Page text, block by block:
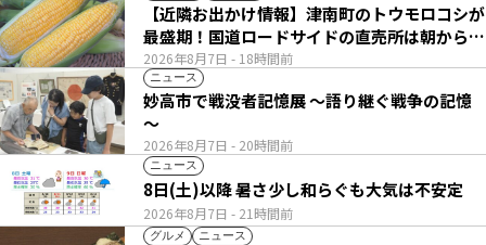
2026年8月7日 - 18時間前
【近隣お出かけ情報】津南町のトウモロコシが
最盛期！国道ロードサイドの直売所は朝から長
い列
ニュース
2026年8月7日 - 20時間前
妙高市で戦没者記憶展 ～語り継ぐ戦争の記憶
～
ニュース
2026年8月7日 - 21時間前
8日(土)以降 暑さ少し和らぐも大気は不安定
グルメ ニュース